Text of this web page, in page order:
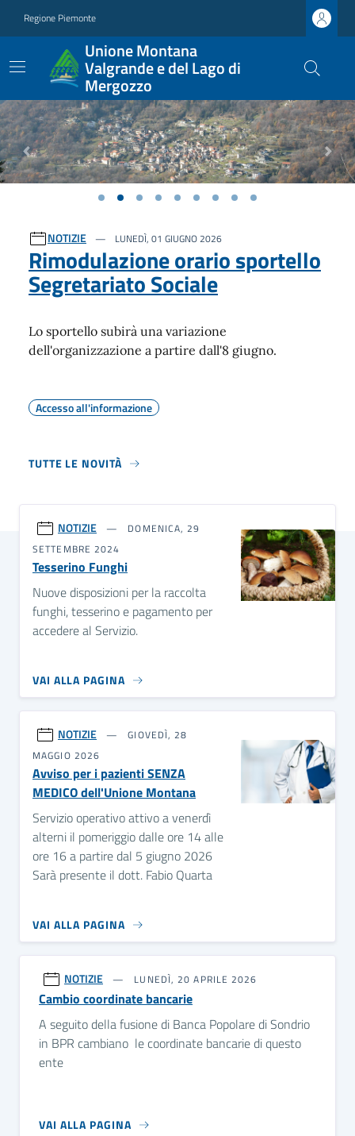
Regione Piemonte
Unione Montana
Valgrande e del Lago di
Mergozzo
Previous Next
Ultime notizie
NOTIZIE LUNEDÌ, 01 GIUGNO 2026
Rimodulazione orario sportello
Segretariato Sociale
Lo sportello subirà una variazione
dell'organizzazione a partire dall'8 giugno.
Accesso all'informazione
TUTTE LE NOVITÀ
NOTIZIE
DOMENICA, 29
SETTEMBRE 2024
Tesserino Funghi
Nuove disposizioni per la raccolta
funghi, tesserino e pagamento per
accedere al Servizio.
VAI ALLA PAGINA
NOTIZIE
GIOVEDÌ, 28
MAGGIO 2026
Avviso per i pazienti SENZA
MEDICO dell'Unione Montana
Servizio operativo attivo a venerdì
alterni il pomeriggio dalle ore 14 alle
ore 16 a partire dal 5 giugno 2026
Sarà presente il dott. Fabio Quarta
VAI ALLA PAGINA
NOTIZIE LUNEDÌ, 20 APRILE 2026
Cambio coordinate bancarie
A seguito della fusione di Banca Popolare di Sondrio
in BPR cambiano le coordinate bancarie di questo
ente
VAI ALLA PAGINA